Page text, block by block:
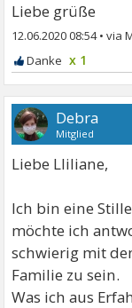
Liebe grüße
12.06.2020 08:54•
x 1
Debra
Mitglied
Liebe Lliliane,
Ich bin eine
möchte ich
schwierig mit
Familie zu sein.
Was ich aus